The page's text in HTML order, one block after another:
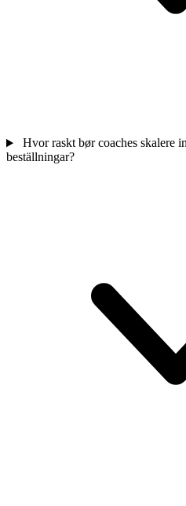
Hvor raskt bør coaches skalere
beställningar?